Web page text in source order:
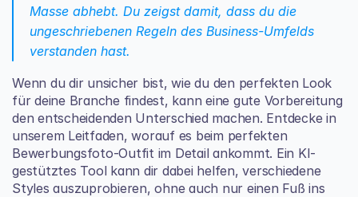
Masse abhebt. Du zeigst damit, dass du die
ungeschriebenen Regeln des Business-Umfelds
verstanden hast.
Wenn du dir unsicher bist, wie du den perfekten Look
für deine Branche findest, kann eine gute Vorbereitung
den entscheidenden Unterschied machen. Entdecke in
unserem Leitfaden, worauf es beim perfekten
Bewerbungsfoto-Outfit im Detail ankommt. Ein KI-
gestütztes Tool kann dir dabei helfen, verschiedene
Styles auszuprobieren, ohne auch nur einen Fuß ins